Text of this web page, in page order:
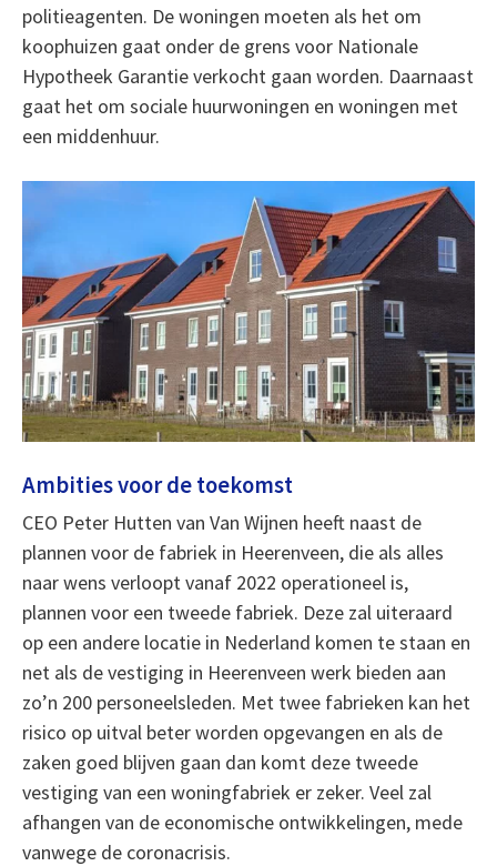
politieagenten. De woningen moeten als het om
koophuizen gaat onder de grens voor Nationale
Hypotheek Garantie verkocht gaan worden. Daarnaast
gaat het om sociale huurwoningen en woningen met
een middenhuur.
Ambities voor de toekomst
CEO Peter Hutten van Van Wijnen heeft naast de
plannen voor de fabriek in Heerenveen, die als alles
naar wens verloopt vanaf 2022 operationeel is,
plannen voor een tweede fabriek. Deze zal uiteraard
op een andere locatie in Nederland komen te staan en
net als de vestiging in Heerenveen werk bieden aan
zo’n 200 personeelsleden. Met twee fabrieken kan het
risico op uitval beter worden opgevangen en als de
zaken goed blijven gaan dan komt deze tweede
vestiging van een woningfabriek er zeker. Veel zal
afhangen van de economische ontwikkelingen, mede
vanwege de coronacrisis.